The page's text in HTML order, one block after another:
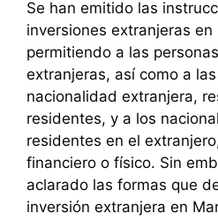
Se han emitido las
inversiones extranjeras en
permitiendo a las
extranjeras, así como a
nacionalidad extranjera,
residentes, y a los
residentes en el
financiero o físico. Sin
aclarado las formas que
inversión extranjera en